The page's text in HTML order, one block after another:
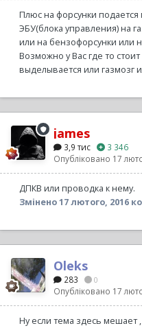
Плюс на форсунки подается
ЭБУ(блока управления) на
или на бензофорсунки или
Возможно у Вас где то
выделывается или газмозг
james
3,9 тис
3 346
Опубліковано 17
ДПКВ или проводка к нему.
Змінено17 лютого, 2016
Oleks
283 0
Опубліковано 17
Ну если тема здесь мешает